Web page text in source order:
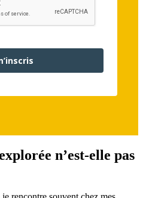
n’est-elle pas